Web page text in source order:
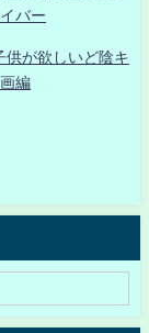
バー
供が欲しいど陰キ
編